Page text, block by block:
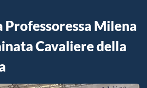
Professoressa Milena
Cavaliere della